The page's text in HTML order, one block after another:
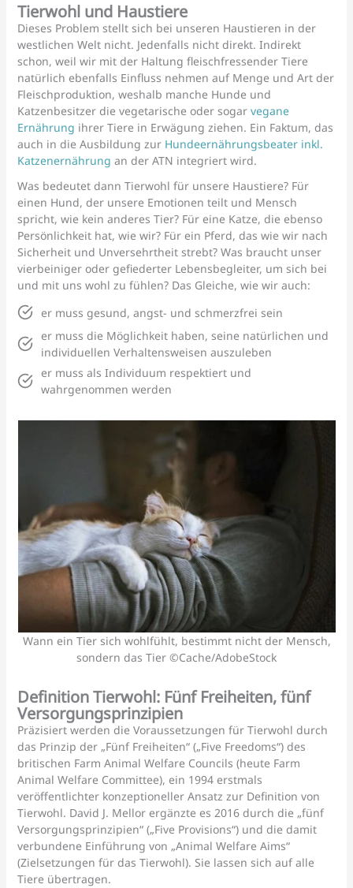
Tierwohl und Haustiere
Dieses Problem stellt sich bei unseren Haustieren in der
westlichen Welt nicht. Jedenfalls nicht direkt. Indirekt
schon, weil wir mit der Haltung fleischfressender Tiere
natürlich ebenfalls Einfluss nehmen auf Menge und Art der
Fleischproduktion, weshalb manche Hunde und
Katzenbesitzer die vegetarische oder sogarvegane
Ernährung ihrer Tiere in Erwägung ziehen. Ein Faktum, das
auch in die Ausbildung zur Hundeernährungsbeater inkl.
Katzenernährung an der ATN integriert wird.
Was bedeutet dann Tierwohl für unsere Haustiere? Für
einen Hund, der unsere Emotionen teilt und Mensch
spricht, wie kein anderes Tier? Für eine Katze, die ebenso
Persönlichkeit hat, wie wir? Für ein Pferd, das wie wir nach
Sicherheit und Unversehrtheit strebt? Was braucht unser
vierbeiniger oder gefiederter Lebensbegleiter, um sich bei
und mit uns wohl zu fühlen? Das Gleiche, wie wir auch:
er muss gesund, angst- und schmerzfrei sein
er muss die Möglichkeit haben, seine natürlichen und
individuellen Verhaltensweisen auszuleben
er muss als Individuum respektiert und
wahrgenommen werden
Wann ein Tier sich wohlfühlt, bestimmt nicht der Mensch,
sondern das Tier ©Cache/AdobeStock
Definition Tierwohl: Fünf Freiheiten, fünf
Versorgungsprinzipien
Präzisiert werden die Voraussetzungen für Tierwohl durch
das Prinzip der „Fünf Freiheiten“ („Five Freedoms“) des
britischen Farm Animal Welfare Councils (heute Farm
Animal Welfare Committee), ein 1994 erstmals
veröffentlichter konzeptioneller Ansatz zur Definition von
Tierwohl. David J. Mellor ergänzte es 2016 durch die „fünf
Versorgungsprinzipien“ („Five Provisions“) und die damit
verbundene Einführung von „Animal Welfare Aims“
(Zielsetzungen für das Tierwohl). Sie lassen sich auf alle
Tiere übertragen.